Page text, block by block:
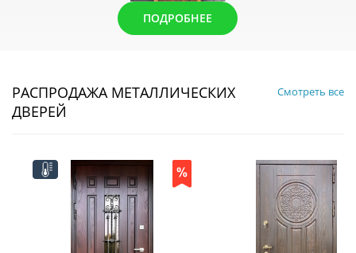
ПОДРОБНЕЕ
РАСПРОДАЖА МЕТАЛЛИЧЕСКИХ
ДВЕРЕЙ
Смотреть все